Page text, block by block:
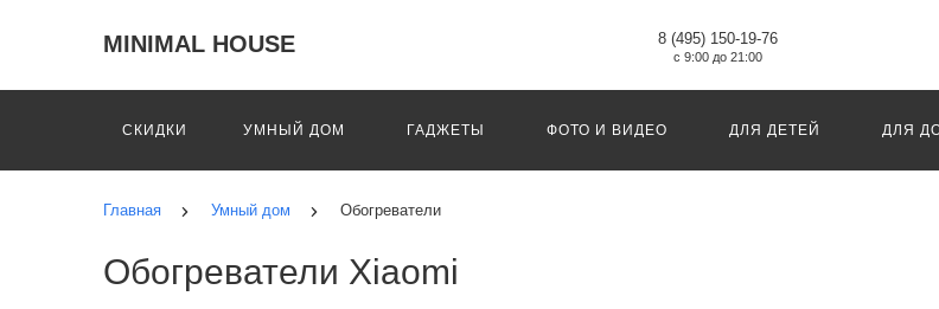
MINIMAL HOUSE 8 (495) 150-19-76
с 9:00 до 21:00
СКИДКИ УМНЫЙ ДОМ ГАДЖЕТЫ ФОТО И ВИДЕО ДЛЯ ДЕТЕЙ ДЛЯ
Главная Умный дом Обогреватели
Обогреватели Xiaomi